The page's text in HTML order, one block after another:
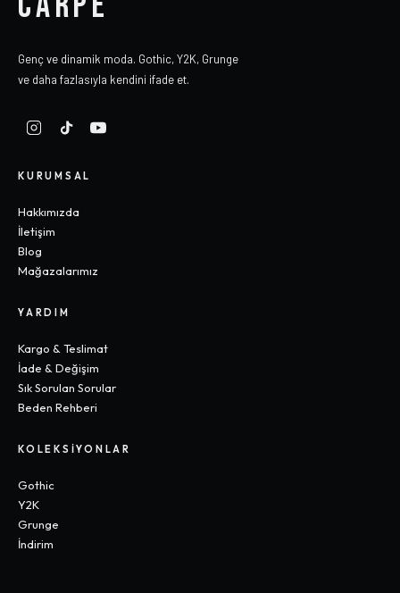
Genç ve dinamik moda. Gothic, Y2K, Grunge
ve daha fazlasıyla kendini ifade et.
KURUMSAL
Hakkımızda
İletişim
Blog
Mağazalarımız
YARDIM
Kargo & Teslimat
İade & Değişim
Sık Sorulan Sorular
Beden Rehberi
KOLEKSIYONLAR
Gothic
Y2K
Grunge
İndirim